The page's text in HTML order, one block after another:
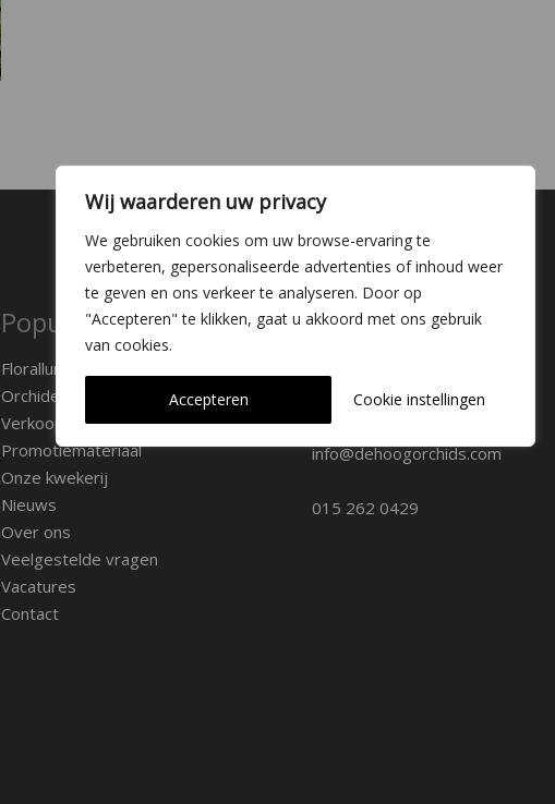
Wij waarderen uw privacy
We gebruiken cookies om uw browse-ervaring te
verbeteren, gepersonaliseerde advertenties of inhoud weer
te geven en ons verkeer te analyseren. Door op
"Accepteren" te klikken, gaat u akkoord met ons gebruik
van cookies.
Cookie instellingen
Accepteren
Populaire pagina's
Florallure
Orchidee soorten
Verkooppunten
Promotiemateriaal
Onze kwekerij
Nieuws
Over ons
Veelgestelde vragen
Vacatures
Contact
Kwekerij Delfgauw
Vrederustlaan 10
2645 AW Delfgauw
info@dehoogorchids.com
015 262 0429